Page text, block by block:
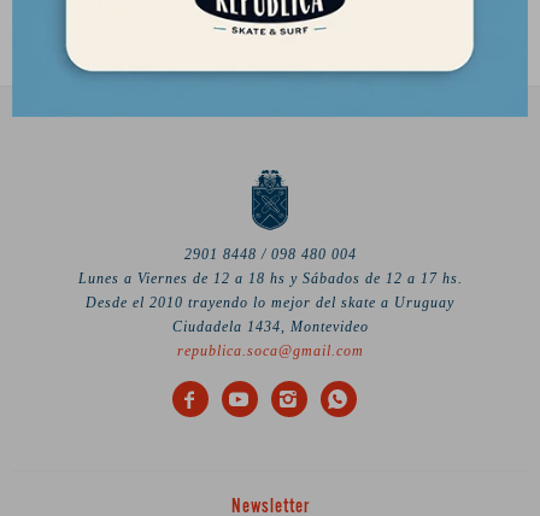
2901 8448 / 098 480 004
Lunes a Viernes de 12 a 18 hs y Sábados de 12 a 17 hs.
Desde el 2010 trayendo lo mejor del skate a Uruguay
Ciudadela 1434, Montevideo
republica.soca@gmail.com
   
Newsletter